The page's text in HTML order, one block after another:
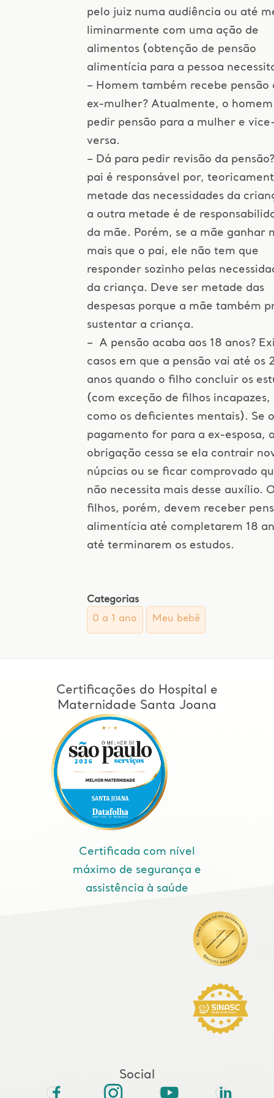
pelo juiz numa audiência ou até
liminarmente com uma ação de
alimentos (obtenção de pensão
alimentícia para a pessoa
– Homem também recebe pensão
ex-mulher? Atualmente, o
pedir pensão para a mulher e
versa.
– Dá para pedir revisão da
pai é responsável por,
metade das necessidades da
a outra metade é de
da mãe. Porém, se a mãe ganhar
mais que o pai, ele não tem que
responder sozinho pelas
da criança. Deve ser metade das
despesas porque a mãe também
sustentar a criança.
– A pensão acaba aos 18 anos?
casos em que a pensão vai até os
anos quando o filho concluir os
(com exceção de filhos incapazes,
como os deficientes mentais). Se o
pagamento for para a ex-esposa,
obrigação cessa se ela contrair
núpcias ou se ficar comprovado
não necessita mais desse auxílio.
filhos, porém, devem receber
alimentícia até completarem 18
até terminarem os estudos.
Categorias
0 a 1 ano
Meu bebê
Certificações do Hospital e
Maternidade Santa Joana
Certificada com nível
máximo de segurança e
assistência à saúde
Social